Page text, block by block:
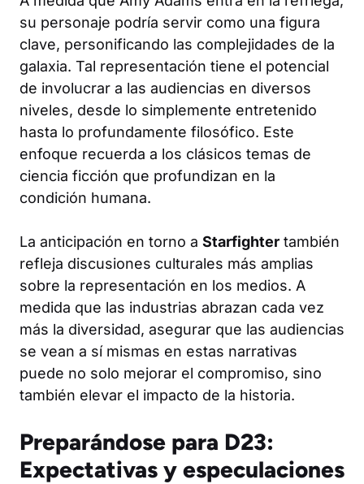
su personaje podría servir como una figura
clave, personificando las complejidades de la
galaxia. Tal representación tiene el potencial
de involucrar a las audiencias en diversos
niveles, desde lo simplemente entretenido
hasta lo profundamente filosófico. Este
enfoque recuerda a los clásicos temas de
ciencia ficción que profundizan en la
condición humana.
La anticipación en torno a Starfighter también
refleja discusiones culturales más amplias
sobre la representación en los medios. A
medida que las industrias abrazan cada vez
más la diversidad, asegurar que las audiencias
se vean a sí mismas en estas narrativas
puede no solo mejorar el compromiso, sino
también elevar el impacto de la historia.
Preparándose para D23:
Expectativas y especulaciones